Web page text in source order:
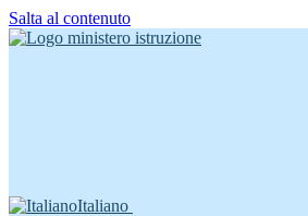
Salta al contenuto
Italiano